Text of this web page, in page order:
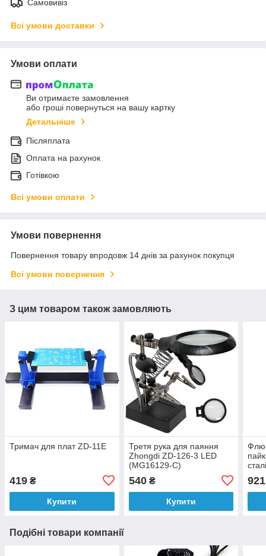
Самовивіз
Всі умови доставки
Умови оплати
Ви отримаєте замовлення
або гроші повернуться на вашу картку
Детальніше
Післяплата
Оплата на рахунок
Готівкою
Всі умови оплати
Умови повернення
Повернення товару впродовж 14 днів за рахунок покупця
Всі умови повернення
З цим товаром також замовляють
Тримач для плат ZD-11E
419 ₴
Купити
Третя рука для паяння
Zhongdi ZD-126-3 LED
(MG16129-С)
540₴
Купити
921
Подібні товари компанії